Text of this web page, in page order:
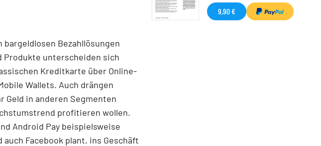
Bezahllösungen
Produkte unterscheiden sich
Kreditkarte über Online-
Wallets. Auch drängen
Geld in anderen Segmenten
profitieren wollen.
Android Pay beispielsweise
Facebook plant, ins Geschäft
9,90 €